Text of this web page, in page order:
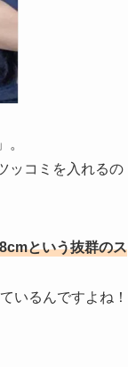
ッコミを入れるの
という抜群のス
いるんですよね！